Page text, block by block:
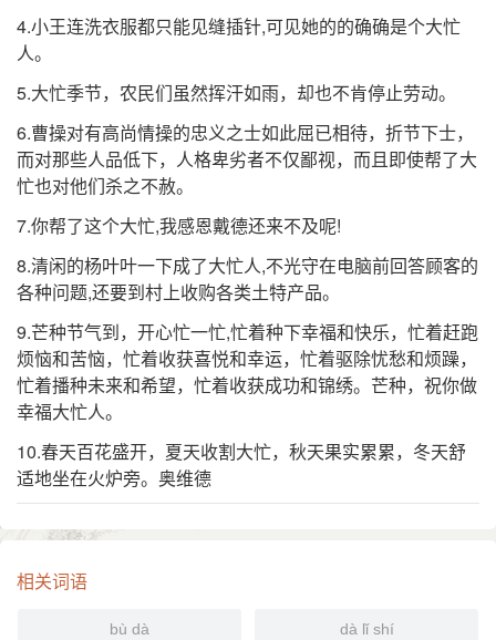
4.小王连洗衣服都只能见缝插针,可见她的的确确是个大忙
人。
5.大忙季节，农民们虽然挥汗如雨，却也不肯停止劳动。
6.曹操对有高尚情操的忠义之士如此屈已相待，折节下士，
而对那些人品低下，人格卑劣者不仅鄙视，而且即使帮了大
忙也对他们杀之不赦。
7.你帮了这个大忙,我感恩戴德还来不及呢!
8.清闲的杨叶叶一下成了大忙人,不光守在电脑前回答顾客的
各种问题,还要到村上收购各类土特产品。
9.芒种节气到，开心忙一忙,忙着种下幸福和快乐，忙着赶跑
烦恼和苦恼，忙着收获喜悦和幸运，忙着驱除忧愁和烦躁，
忙着播种未来和希望，忙着收获成功和锦绣。芒种，祝你做
幸福大忙人。
10.春天百花盛开，夏天收割大忙，秋天果实累累，冬天舒
适地坐在火炉旁。奥维德
相关词语
bù dà dà lǐ shí